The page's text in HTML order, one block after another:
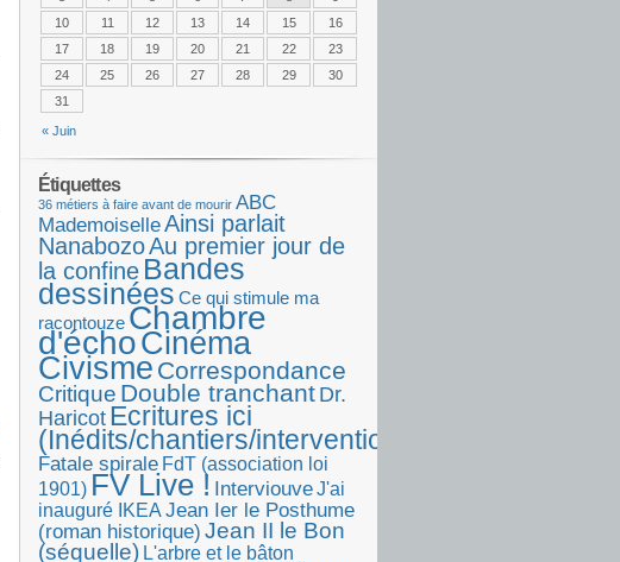
« Juin
10
11 12 13 14 15
16
17
18 19 20 21 22
23
24
25 26 27 28 29
30
31
Étiquettes
36 métiers à faire avant de mourir ABC
MademoiselleAinsi parlait
NanabozoAu premier jour de
la confine Bandes
dessinées Ce qui stimule ma
racontouze Chambre
d'échoCinéma
Civisme Correspondance
Critique Double tranchant Dr.
Haricot Ecritures ici
(Inédits/chantiers/interventions)
Fatale spirale FdT (association loi
1901) FV Live ! InterviouveJ'ai
inauguré IKEA Jean Ier le Posthume
(roman historique) Jean II le Bon
(séquelle) L'arbre et le bâton